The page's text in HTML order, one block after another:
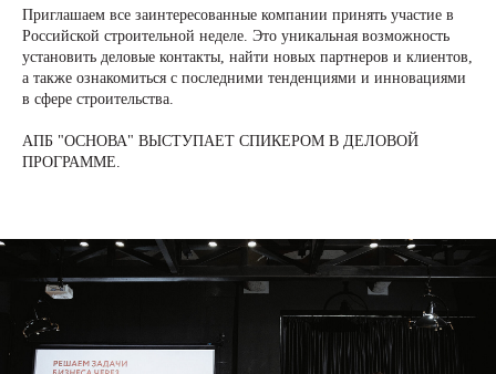
Приглашаем все заинтересованные компании принять участие в
Российской строительной неделе. Это уникальная возможность
установить деловые контакты, найти новых партнеров и клиентов,
а также ознакомиться с последними тенденциями и инновациями
в сфере строительства.
АПБ "ОСНОВА" ВЫСТУПАЕТ СПИКЕРОМ В ДЕЛОВОЙ
ПРОГРАММЕ.